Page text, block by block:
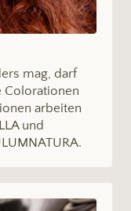
mag, darf
Colorationen
arbeiten
und